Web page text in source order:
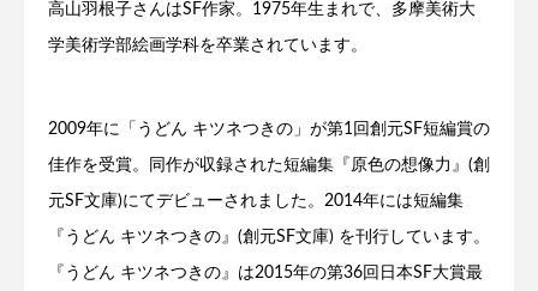
高山羽根子さんはSF作家。1975年生まれで、多摩美術大
学美術学部絵画学科を卒業されています。
2009年に「うどん キツネつきの」が第1回創元SF短編賞の
佳作を受賞。同作が収録された短編集『原色の想像力』(創
元SF文庫)にてデビューされました。2014年には短編集
『うどん キツネつきの』(創元SF文庫) を刊行しています。
『うどん キツネつきの』は2015年の第36回日本SF大賞最